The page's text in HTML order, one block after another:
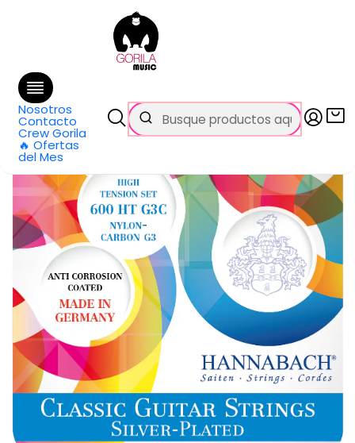
Nosotros
Contacto
Crew Gorila
🔥 Ofertas
del Mes
GRATIS
en Santiago y $99.990 en Regiones
Guitarras
Cuerdas para Guitarra Clásica Nylon Alta Tensión 600HT-